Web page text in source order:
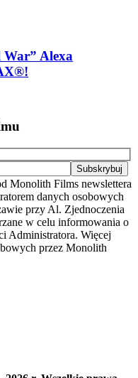
Alexa
Monolith Films newslettera
danych osobowych
przy Al. Zjednoczenia
w celu informowania o
Administratora. Więcej
przez Monolith